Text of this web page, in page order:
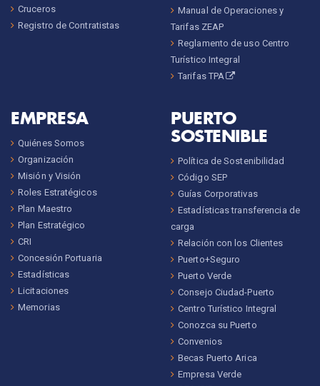
Cruceros
Registro de Contratistas
Manual de Operaciones y
Tarifas ZEAP
Reglamento de uso Centro
Turístico Integral
Tarifas TPA
EMPRESA
Quiénes Somos
Organización
Misión y Visión
Roles Estratégicos
Plan Maestro
Plan Estratégico
CRI
Concesión Portuaria
Estadísticas
Licitaciones
Memorias
PUERTO
SOSTENIBLE
Política de Sostenibilidad
Código SEP
Guías Corporativas
Estadísticas transferencia de
carga
Relación con los Clientes
Puerto+Seguro
Puerto Verde
Consejo Ciudad-Puerto
Centro Turístico Integral
Conozca su Puerto
Convenios
Becas Puerto Arica
Empresa Verde